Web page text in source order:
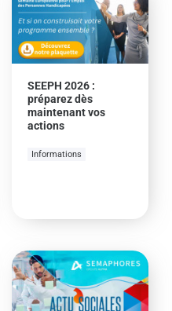
SEEPH 2026 :
préparez dès
maintenant vos
actions
Informations